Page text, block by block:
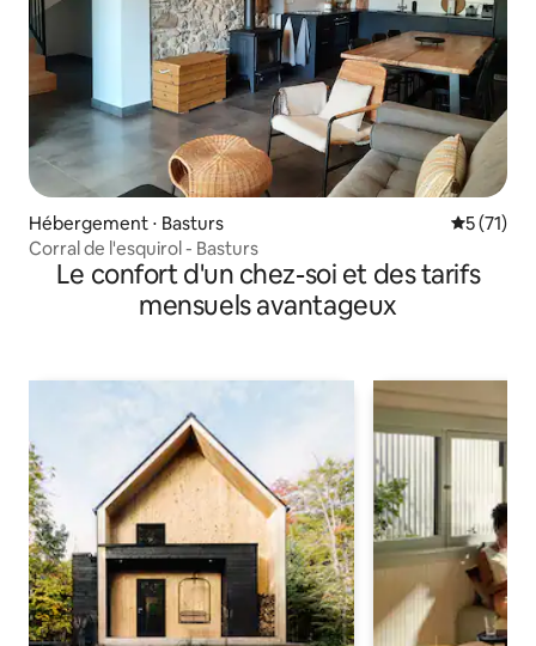
Hébergement ⋅ Basturs
5 (71)
Corral de l'esquirol - Basturs
Le confort d'un chez-soi et des tarifs
mensuels avantageux